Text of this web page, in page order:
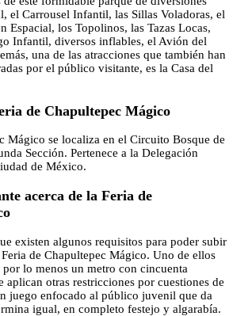
el Carrousel Infantil, las Sillas Voladoras, el
Espacial, los Topolinos, las Tazas Locas,
Infantil, diversos inflables, el Avión del
una de las atracciones que también han
por el público visitante, es la Casa del
de Chapultepec Mágico
Mágico se localiza en el Circuito Bosque de
Sección. Pertenece a la Delegación
de México.
acerca de la Feria de
existen algunos requisitos para poder subir
de Chapultepec Mágico. Uno de ellos
lo menos un metro con cincuenta
aplican otras restricciones por cuestiones de
juego enfocado al público juvenil que da
igual, en completo festejo y algarabía.